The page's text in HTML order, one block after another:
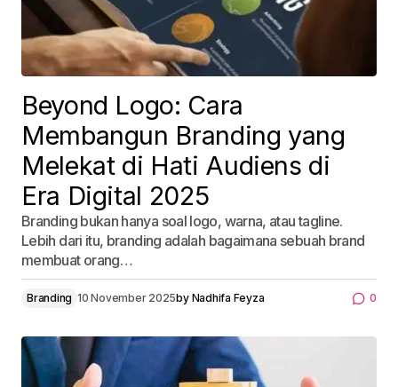
Beyond Logo: Cara
Membangun Branding yang
Melekat di Hati Audiens di
Era Digital 2025
Branding bukan hanya soal logo, warna, atau tagline.
Lebih dari itu, branding adalah bagaimana sebuah brand
membuat orang…
Branding 10 November 2025by Nadhifa Feyza 0